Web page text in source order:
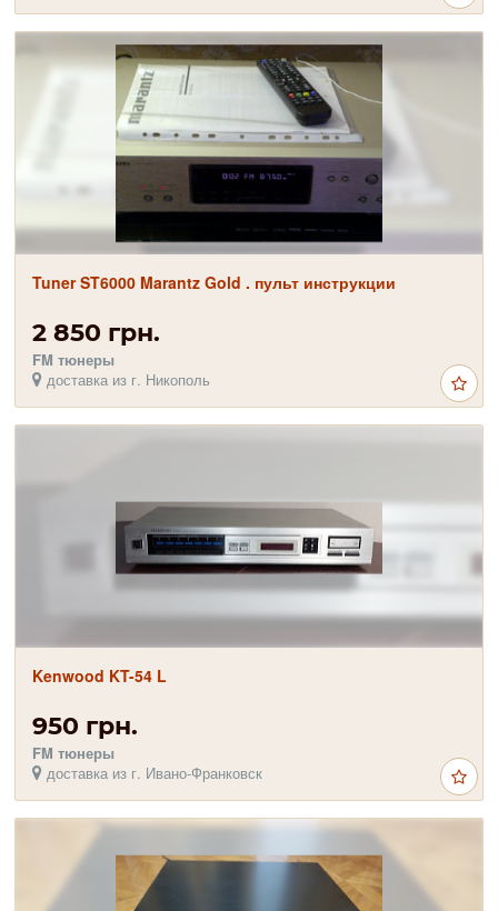
Tuner ST6000 Marantz Gold . пульт инструкции
2 850 грн.
FM тюнеры
доставка из г. Никополь
Kenwood KT-54 L
950 грн.
FM тюнеры
доставка из г. Ивано-Франковск